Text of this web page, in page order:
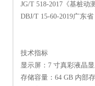
JG/T 518-2017《基桩动
DBJ/T 15-60-2019广东
技术指标
显示屏：7 寸真彩液晶
存储容量：64 GB 内部